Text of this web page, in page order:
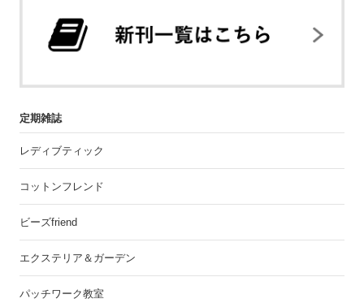
定期雑誌
レディブティック
コットンフレンド
ビーズfriend
エクステリア＆ガーデン
パッチワーク教室